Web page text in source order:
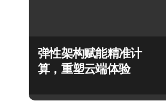
弹性架构赋能精准计
算，重塑云端体验